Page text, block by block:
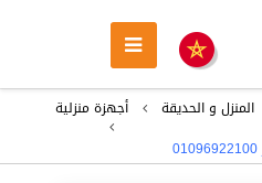
المنزل و الحديقة
أجهزة منزلية